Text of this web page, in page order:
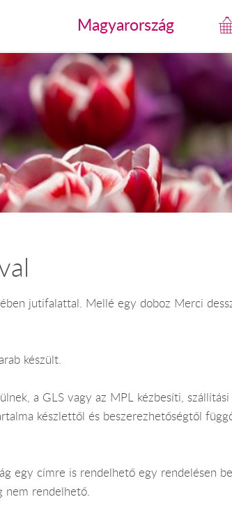
Magyarország
jutifalattal. Mellé egy doboz Merci
készült.
a GLS vagy az MPL kézbesíti,
készlettől és beszerezhetőségtől
egy címre is rendelhető egy rendelésen
nem rendelhető.